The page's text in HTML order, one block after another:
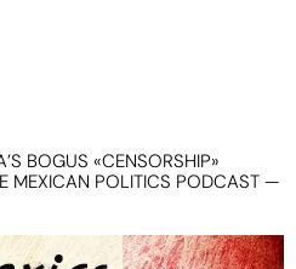
BOGUS «CENSORSHIP»
MEXICAN POLITICS PODCAST —